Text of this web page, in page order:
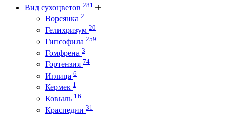
Вид сухоцветов 281
Ворсянка 2
Гелихризум 20
Гипсофила 259
Гомфрена 3
Гортензия 74
Иглица 6
Кермек 1
Ковыль 16
Краспедии 31